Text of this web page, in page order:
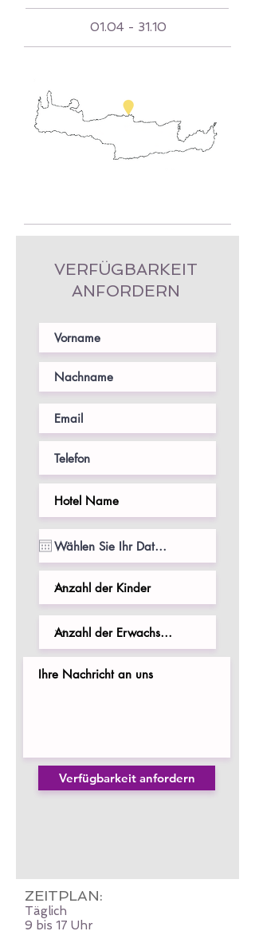
01.04 - 31.10
VERFÜGBARKEIT
ANFORDERN
Verfügbarkeit anfordern
ZEITPLAN:
Täglich
9 bis 17 Uhr